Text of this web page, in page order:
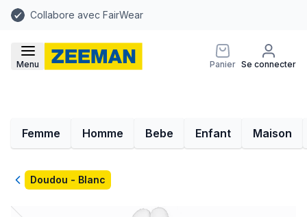
Collabore avec FairWear
Menu Panier Se connecter
Femme Homme Bebe Enfant Maison
RetourDoudou - Blanc